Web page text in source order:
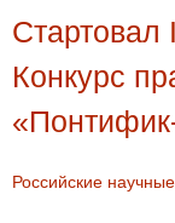
Стартовал
Конкурс
Российские